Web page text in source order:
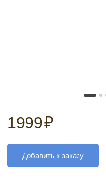
1999₽
Добавить к заказу